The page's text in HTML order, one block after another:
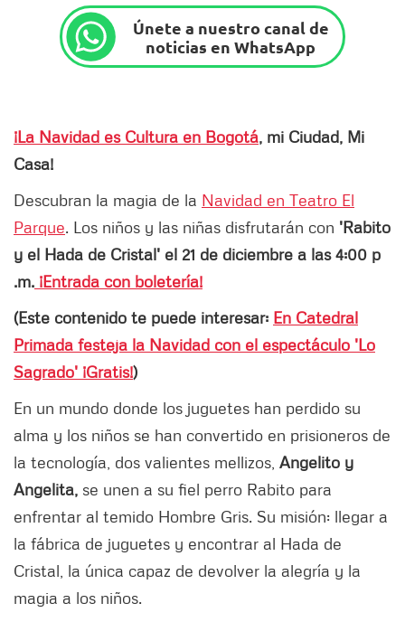
Únete a nuestro canal de
noticias en WhatsApp
¡La Navidad es Cultura en Bogotá, mi Ciudad, Mi
Casa!
Descubran la magia de la Navidad en Teatro El
Parque. Los niños y las niñas disfrutarán con 'Rabito
y el Hada de Cristal' el 21 de diciembre a las 4:00 p
.m. ¡Entrada con boletería!
(Este contenido te puede interesar: En Catedral
Primada festeja la Navidad con el espectáculo 'Lo
Sagrado' ¡Gratis!)
En un mundo donde los juguetes han perdido su
alma y los niños se han convertido en prisioneros de
la tecnología, dos valientes mellizos, Angelito y
Angelita, se unen a su fiel perro Rabito para
enfrentar al temido Hombre Gris. Su misión: llegar a
la fábrica de juguetes y encontrar al Hada de
Cristal, la única capaz de devolver la alegría y la
magia a los niños.